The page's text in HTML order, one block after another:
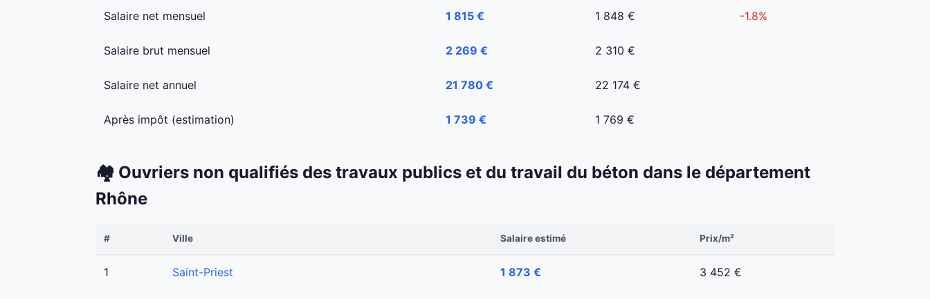
Salaire net mensuel 1 815 € 1 848 € -1.8%
Salaire brut mensuel 2 269 € 2 310 €
Salaire net annuel 21 780 € 22 174 €
Après impôt (estimation) 1 739 € 1 769 €
🏘️ Ouvriers non qualifiés des travaux publics et du travail du béton dans le département
Rhône
# Ville Salaire estimé Prix/m²
1 Saint-Priest 1 873 € 3 452 €